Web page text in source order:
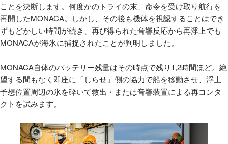
ことを決断します。何度かのトライの末、命令を受け取り航行を
再開したMONACA。しかし、その後も機体を視認することはでき
ずもどかしい時間が続き、再び得られた音響反応から再浮上でも
MONACAが海氷に捕捉されたことが判明しました。
MONACA自体のバッテリー残量はその時点で残り1,2時間ほど。絶
望する間もなく即座に「しらせ」側の協力で船を移動させ、浮上
予想位置周辺の氷を砕いて救出・または音響装置による再コンタ
クトを試みます。